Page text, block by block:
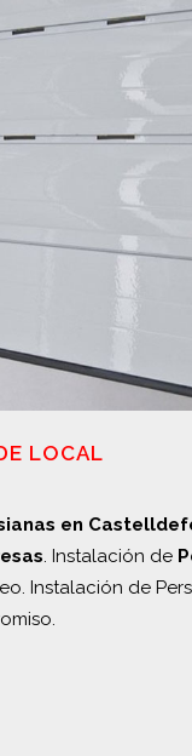
LOCAL
en
. Instalación de
Instalación de